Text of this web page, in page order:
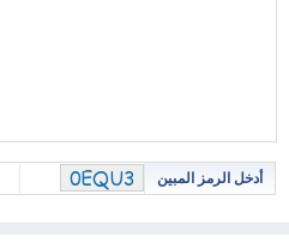
أدخل الرمز المبين